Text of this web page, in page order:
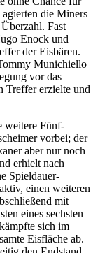
die Miners
Fast
Enock und
der Eisbären.
Munichiello
vor das
Treffer erzielte und
weitere Fünf-
vorbei; der
aber nur noch
erhielt nach
Spieldauer-
einen weiteren
mit
eines sechsten
sich im
Eisfläche ab.